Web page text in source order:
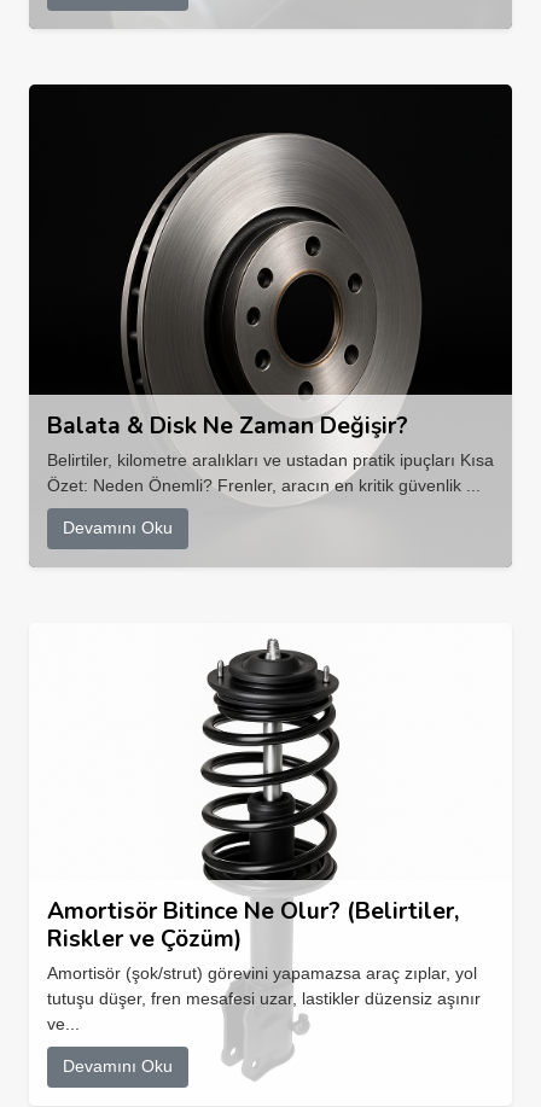
Balata & Disk Ne Zaman Değişir?
Belirtiler, kilometre aralıkları ve ustadan pratik ipuçları Kısa
Özet: Neden Önemli? Frenler, aracın en kritik güvenlik ...
Devamını Oku
Amortisör Bitince Ne Olur? (Belirtiler,
Riskler ve Çözüm)
Amortisör (şok/strut) görevini yapamazsa araç zıplar, yol
tutuşu düşer, fren mesafesi uzar, lastikler düzensiz aşınır
ve...
Devamını Oku